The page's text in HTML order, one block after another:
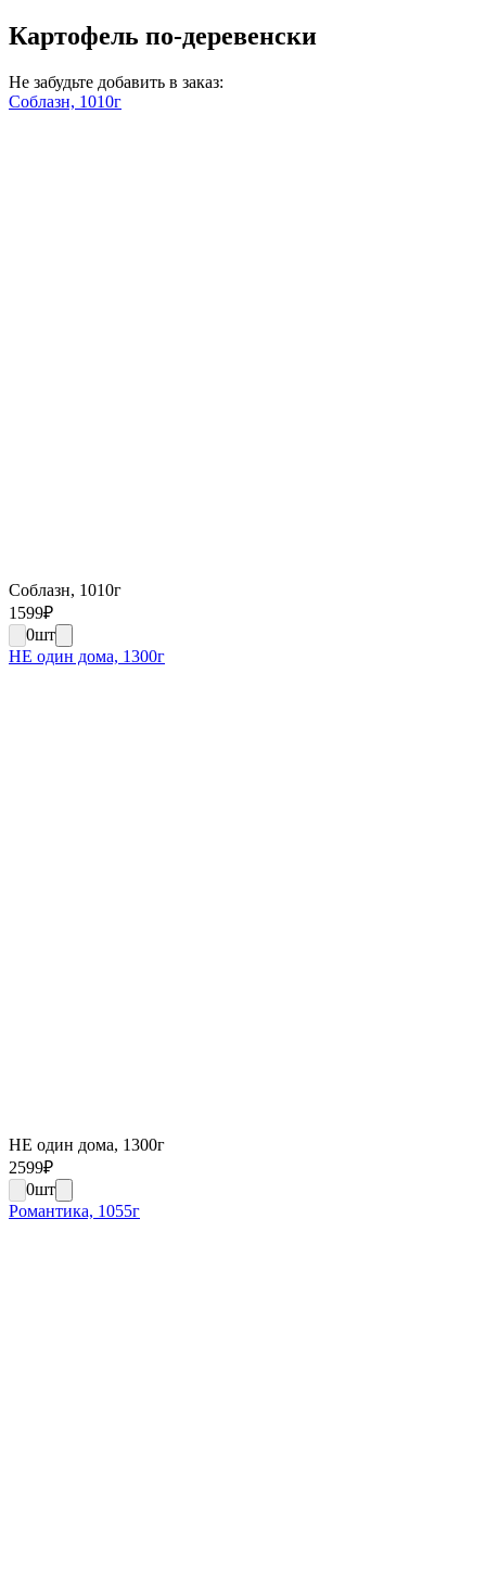
Картофель по-деревенски
Не забудьте добавить в заказ:
Соблазн, 1010г
Соблазн, 1010г
1599₽
0шт
НЕ один дома, 1300г
НЕ один дома, 1300г
2599₽
0шт
Романтика, 1055г